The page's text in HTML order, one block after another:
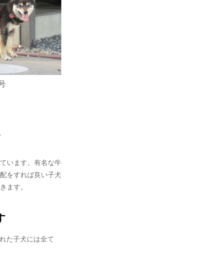
います。有名な牛
をすれば良い子犬
ます。
た子犬には全て